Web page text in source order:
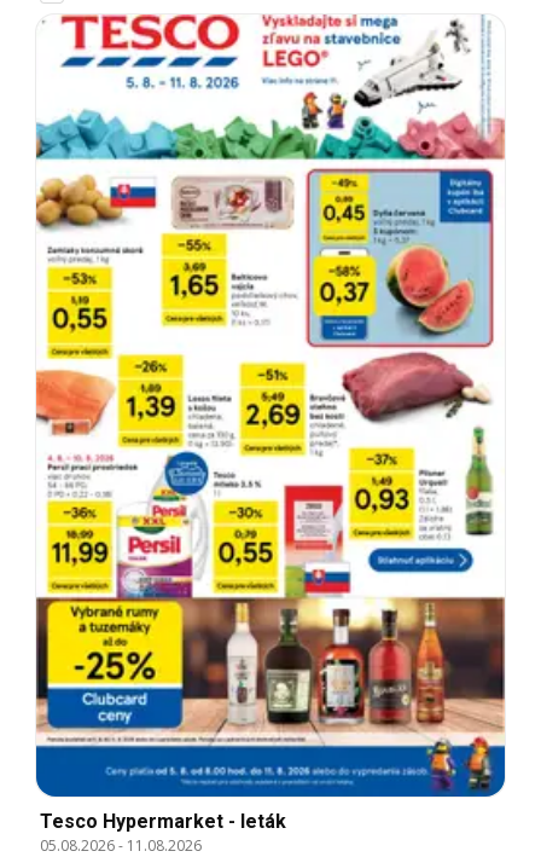
Tesco Hypermarket - leták
05.08.2026- 11.08.2026